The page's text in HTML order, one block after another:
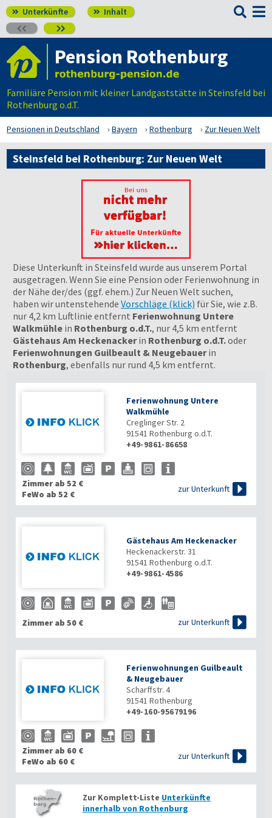
 Unterkünfte  Inhalt
 

Pension Rothenburg
Familiäre Pension mit kleiner Landgaststätte in Steinsfeld bei
Rothenburg o.d.T.
Pensionen in Deutschland Bayern Rothenburg Zur Neuen Welt
Steinsfeld bei Rothenburg: Zur Neuen Welt
Diese Unterkunft in Steinsfeld wurde aus unserem Portal
ausgetragen. Wenn Sie eine Pension oder Ferienwohnung in
der Nähe der/des (ggf. ehem.) Zur Neuen Welt suchen,
haben wir untenstehende Vorschläge (klick) für Sie, wie z.B.
nur 4,2 km Luftlinie entfernt Ferienwohnung Untere
Walkmühle in Rothenburg o.d.T., nur 4,5 km entfernt
Gästehaus Am Heckenackerin Rothenburg o.d.T.oder
Ferienwohnungen Guilbeault & Neugebauerin
Rothenburg, ebenfalls nur rund 4,5 km entfernt.
Ferienwohnung Untere
Walkmühle
Creglinger Str. 2
91541 Rothenburg o.d.T.
+49-9861-86658
Zimmer ab 52 €
FeWo ab 52 €
zur Unterkunft 
Gästehaus Am Heckenacker
Heckenackerstr. 31
91541 Rothenburg o.d.T.
+49-9861-4586
Zimmer ab 50 € zur Unterkunft 
Ferienwohnungen Guilbeault
& Neugebauer
Scharffstr. 4
91541 Rothenburg
+49-160-95679196
Zimmer ab 60 €
FeWo ab 60 €
zur Unterkunft 
Zur Komplett-Liste Unterkünfte
innerhalb von Rothenburg